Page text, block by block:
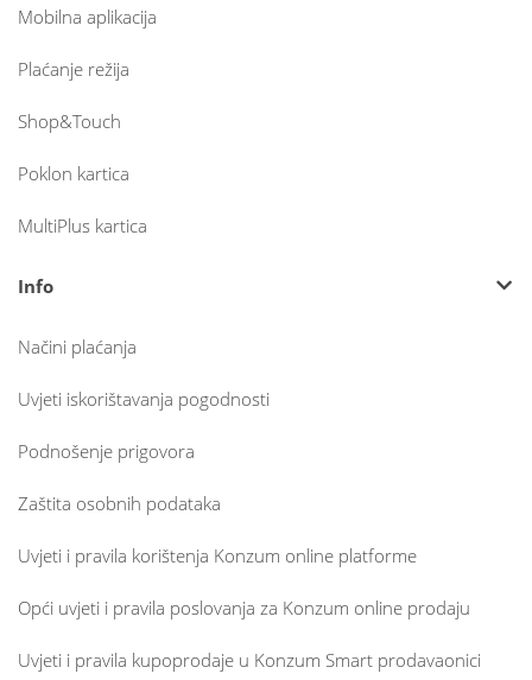
Mobilna aplikacija
Plaćanje režija
Shop&Touch
Poklon kartica
MultiPlus kartica
Info
Načini plaćanja
Uvjeti iskorištavanja pogodnosti
Podnošenje prigovora
Zaštita osobnih podataka
Uvjeti i pravila korištenja Konzum online platforme
Opći uvjeti i pravila poslovanja za Konzum online prodaju
Uvjeti i pravila kupoprodaje u Konzum Smart prodavaonici